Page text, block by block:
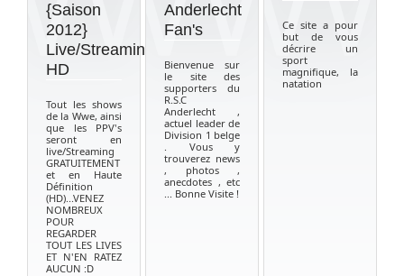
{Saison
2012}
Live/Streaming
HD
Tout les shows
de la Wwe, ainsi
que les PPV's
seront en
live/Streaming
GRATUITEMENT
et en Haute
Définition
(HD)...VENEZ
NOMBREUX
POUR
REGARDER
TOUT LES LIVES
ET N'EN RATEZ
AUCUN :D
Anderlecht
Fan's
Bienvenue sur
le site des
supporters du
R.S.C
Anderlecht ,
actuel leader de
Division 1 belge
. Vous y
trouverez news
, photos ,
anecdotes , etc
... Bonne Visite !
Ce site a pour
but de vous
décrire un
sport
magnifique, la
natation